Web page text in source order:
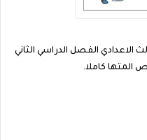
الفصل الدراسي الثاني
كاملا.